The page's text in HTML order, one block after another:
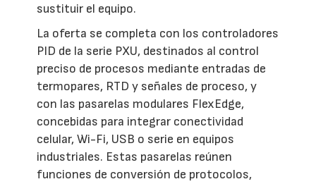
sustituir el equipo.
La oferta se completa con los controladores
PID de la serie PXU, destinados al control
preciso de procesos mediante entradas de
termopares, RTD y señales de proceso, y
con las pasarelas modulares FlexEdge,
concebidas para integrar conectividad
celular, Wi-Fi, USB o serie en equipos
industriales. Estas pasarelas reúnen
funciones de conversión de protocolos,